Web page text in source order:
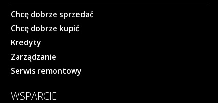
Chcę dobrze sprzedać
Chcę dobrze kupić
Kredyty
Zarządzanie
Serwis remontowy
WSPARCIE